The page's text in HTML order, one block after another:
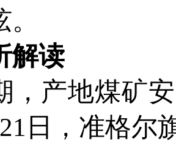
读
地煤矿安
日，准格尔